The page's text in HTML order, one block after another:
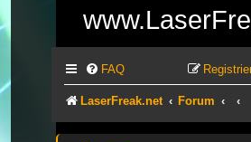
FAQ
LaserFreak.net Forum